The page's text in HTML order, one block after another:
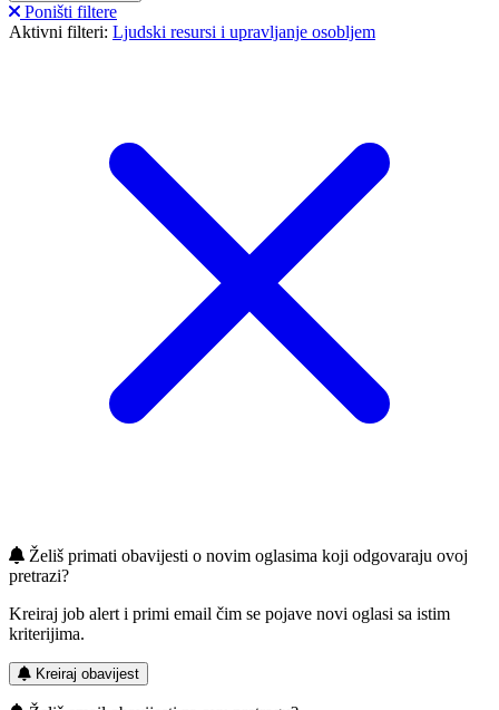
Poništi filtere
Aktivni filteri: Ljudski resursi i upravljanje osobljem
Želiš primati obavijesti o novim oglasima koji odgovaraju ovoj
pretrazi?
Kreiraj job alert i primi email čim se pojave novi oglasi sa istim
kriterijima.
Kreiraj obavijest